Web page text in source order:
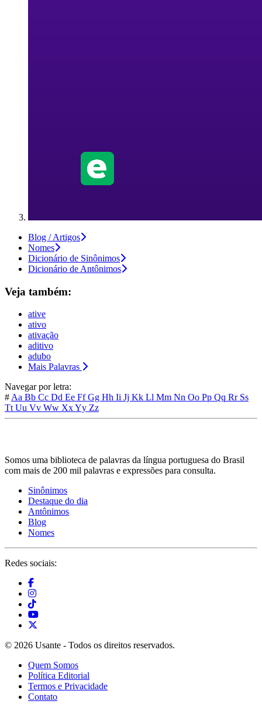
Blog / Artigos
Nomes
Dicionário de Sinônimos
Dicionário de Antônimos
Veja também:
ative
ativo
ativação
aditivo
adubo
Mais Palavras
Navegar por letra:
# Aa Bb Cc Dd Ee FfGg Hh Ii Jj Kk Ll Mm Nn Oo Pp Qq Rr Ss
Tt Uu Vv Ww XxYy Zz
Somos uma biblioteca de palavras da língua portuguesa do Brasil
com mais de 200 mil palavras e expressões para consulta.
Sinônimos
Destaque do dia
Antônimos
Blog
Nomes
Redes sociais:
© 2026 Usante - Todos os direitos reservados.
Quem Somos
Política Editorial
Termos e Privacidade
Contato